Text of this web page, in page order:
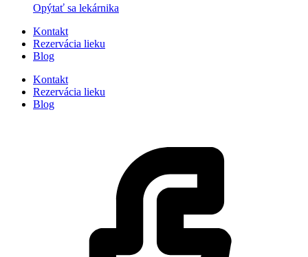
Opýtať sa lekárnika
Kontakt
Rezervácia lieku
Blog
Kontakt
Rezervácia lieku
Blog